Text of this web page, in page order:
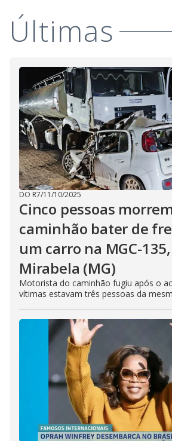
i
d
e
o
Últimas
DO R7/11/10/2025
Cinco pessoas
caminhão bater de
um carro na MGC-
Mirabela (MG)
Motorista do caminhão fugiu após o
vítimas estavam três pessoas da